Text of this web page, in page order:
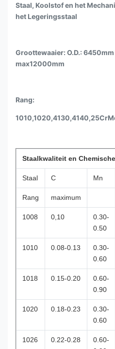
Staal, Koolstof en het
het Legeringsstaal
Groottewaaier: O.D.: 6450mm
max12000mm
Rang:
Staalkwaliteit en
Staal C Mn
Rang maximum
1008 0,10
0.30-
0.50
1010 0.08-0.13
0.30-
0.60
1018 0.15-0.20
0.60-
0.90
1020 0.18-0.23
0.30-
0.60
1026 0.22-0.28
0.60-